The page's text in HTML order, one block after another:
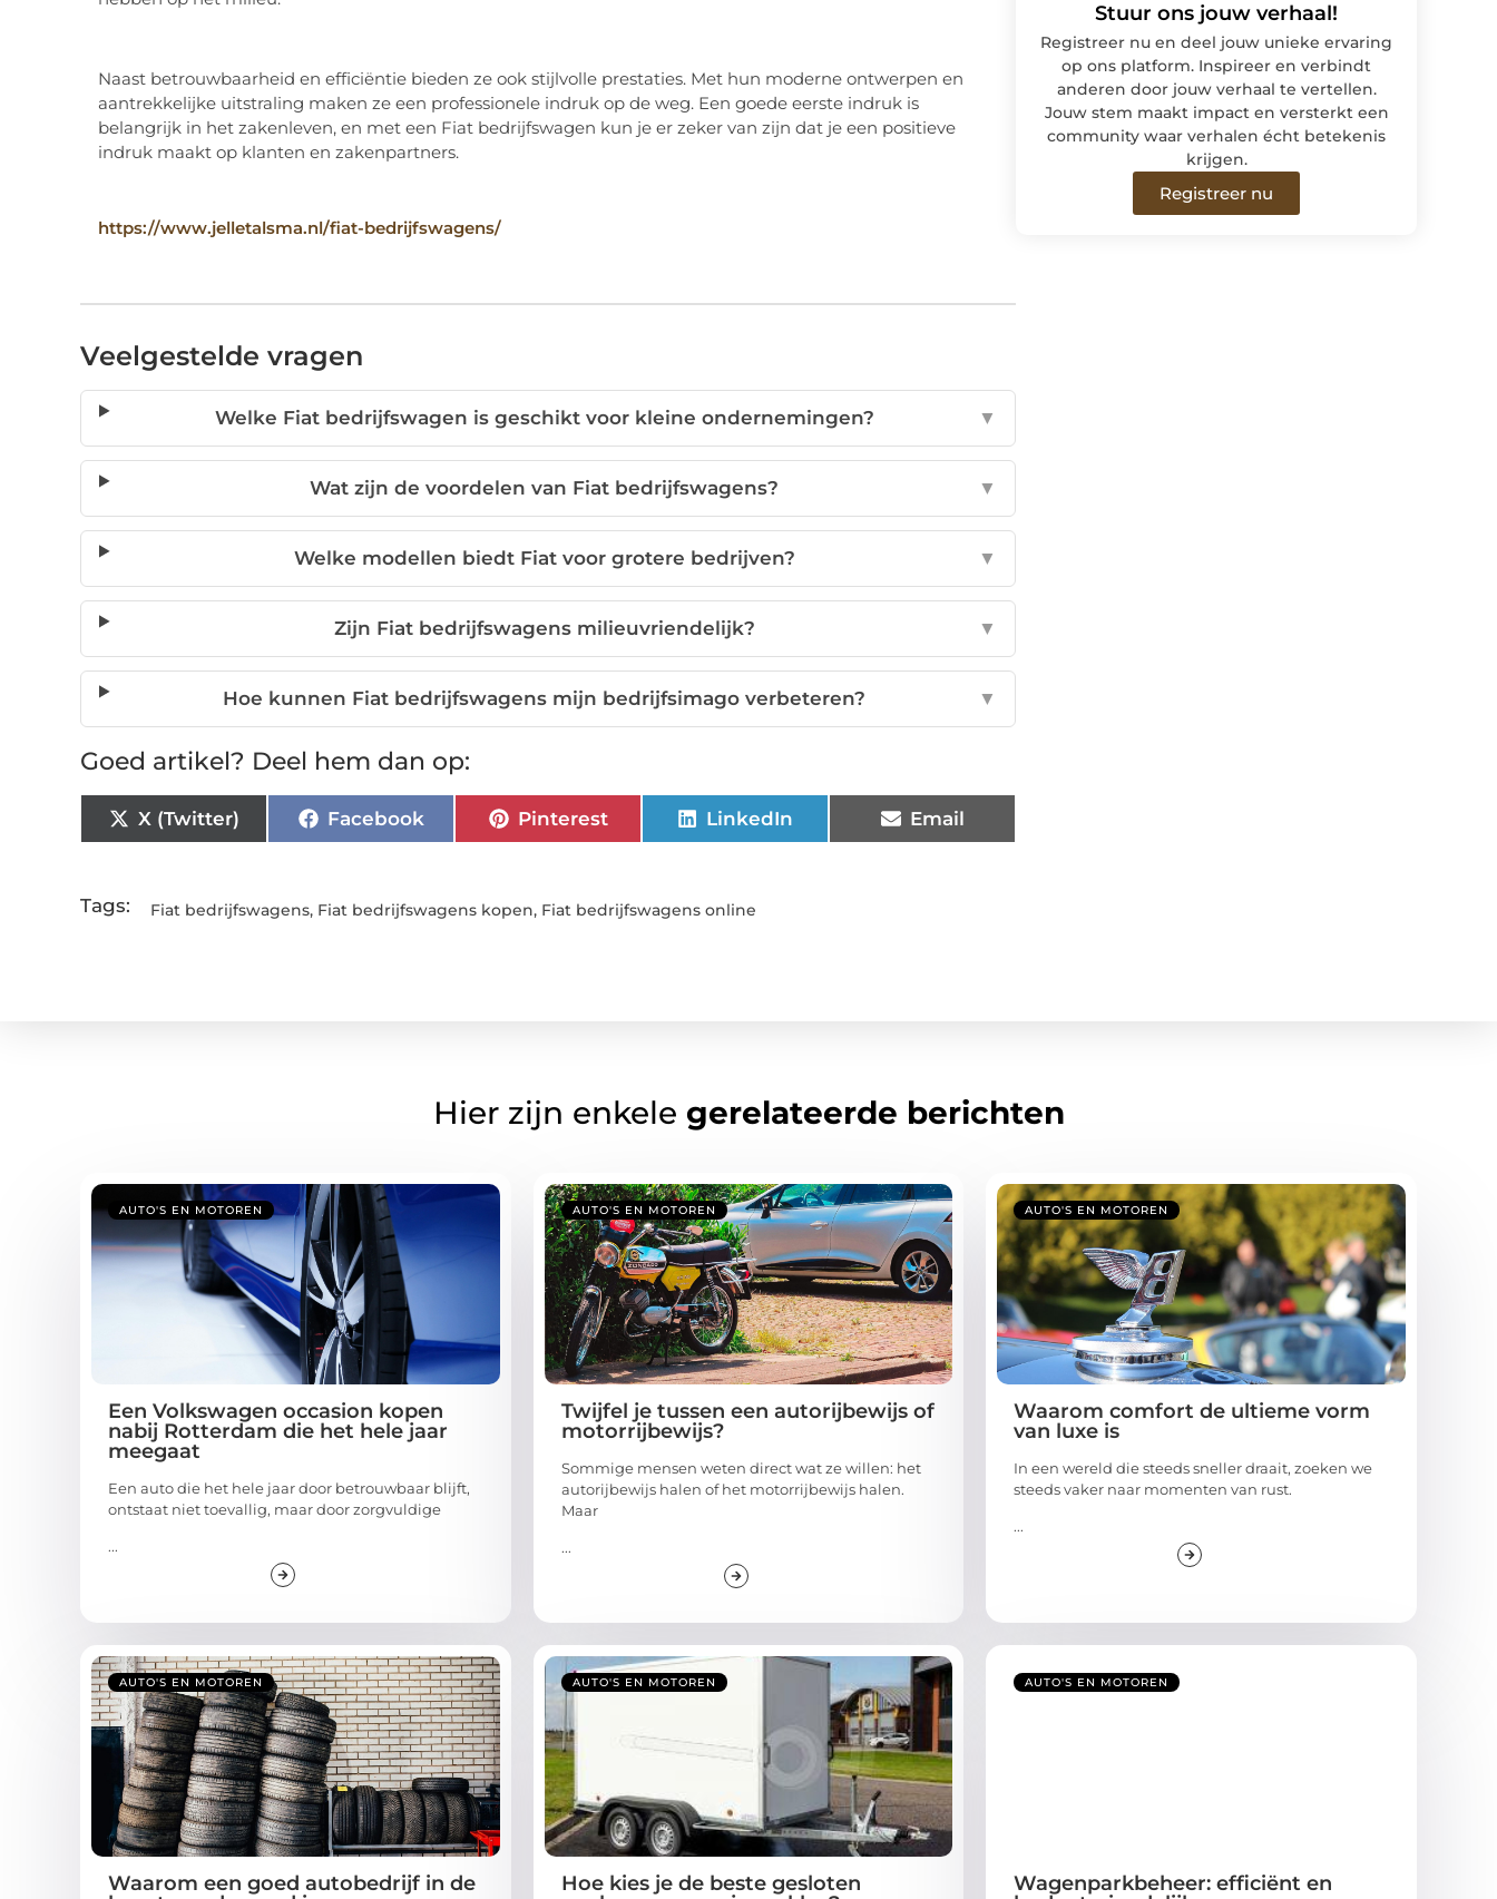
Naast betrouwbaarheid en efficiëntie bieden ze ook stijlvolle prestaties. Met hun moderne ontwerpen en
aantrekkelijke uitstraling maken ze een professionele indruk op de weg. Een goede eerste indruk is
belangrijk in het zakenleven, en met een Fiat bedrijfswagen kun je er zeker van zijn dat je een positieve
indruk maakt op klanten en zakenpartners.
https://www.jelletalsma.nl/fiat-bedrijfswagens/
Veelgestelde vragen
Welke Fiat bedrijfswagen is geschikt voor kleine ondernemingen? ▼
Wat zijn de voordelen van Fiat bedrijfswagens? ▼
Welke modellen biedt Fiat voor grotere bedrijven? ▼
Zijn Fiat bedrijfswagens milieuvriendelijk? ▼
Hoe kunnen Fiat bedrijfswagens mijn bedrijfsimago verbeteren? ▼
Goed artikel? Deel hem dan op:
X (Twitter) Facebook Pinterest LinkedIn Email
Tags: Fiat bedrijfswagens, Fiat bedrijfswagens kopen, Fiat bedrijfswagens online
Stuur ons jouw verhaal!
Registreer nu en deel jouw unieke ervaring
op ons platform. Inspireer en verbindt
anderen door jouw verhaal te vertellen.
Jouw stem maakt impact en versterkt een
community waar verhalen écht betekenis
krijgen.
Registreer nu
Hier zijn enkele gerelateerde berichten
AUTO'S EN MOTOREN
Een Volkswagen occasion kopen
nabij Rotterdam die het hele jaar
meegaat
Een auto die het hele jaar door betrouwbaar blijft,
ontstaat niet toevallig, maar door zorgvuldige
...
AUTO'S EN MOTOREN
Twijfel je tussen een autorijbewijs of
motorrijbewijs?
Sommige mensen weten direct wat ze willen: het
autorijbewijs halen of het motorrijbewijs halen.
Maar
...
AUTO'S EN MOTOREN
Waarom comfort de ultieme vorm
van luxe is
In een wereld die steeds sneller draait, zoeken we
steeds vaker naar momenten van rust.
...
AUTO'S EN MOTOREN
Waarom een goed autobedrijf in de
AUTO'S EN MOTOREN
Hoe kies je de beste gesloten
AUTO'S EN MOTOREN
Wagenparkbeheer: efficiënt en